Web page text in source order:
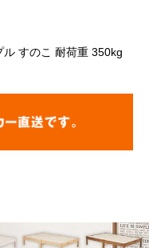
ル すのこ 耐荷重 350kg